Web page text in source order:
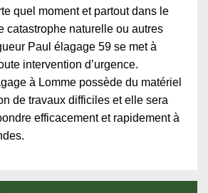
quel moment et partout dans le
catastrophe naturelle ou autres
Paul élagage 59 se met à
intervention d’urgence.
à Lomme possède du matériel
de travaux difficiles et elle sera
efficacement et rapidement à